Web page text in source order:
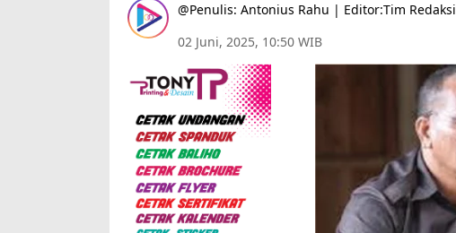
Penulis: Antonius Rahu | Editor:Tim Redaksi
02 Juni, 2025, 10:50 WIB